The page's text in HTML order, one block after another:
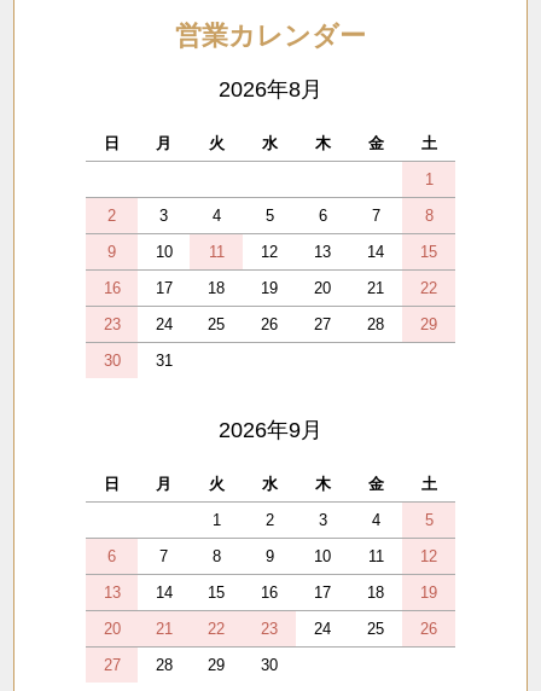
営業カレンダー
2026年8月
日 月 火 水 木 金
土
1
2
3 4 5 6 7
8
9
10 11 12 13 14
15
16
17 18 19 20 21
22
23
24 25 26 27 28
29
30
31
2026年9月
日 月 火 水 木 金
土
1
2 3 4
5
6
7 8 9 10 11
12
13
14 15 16 17 18
19
20
21 22 23 24 25
26
27
28 29 30